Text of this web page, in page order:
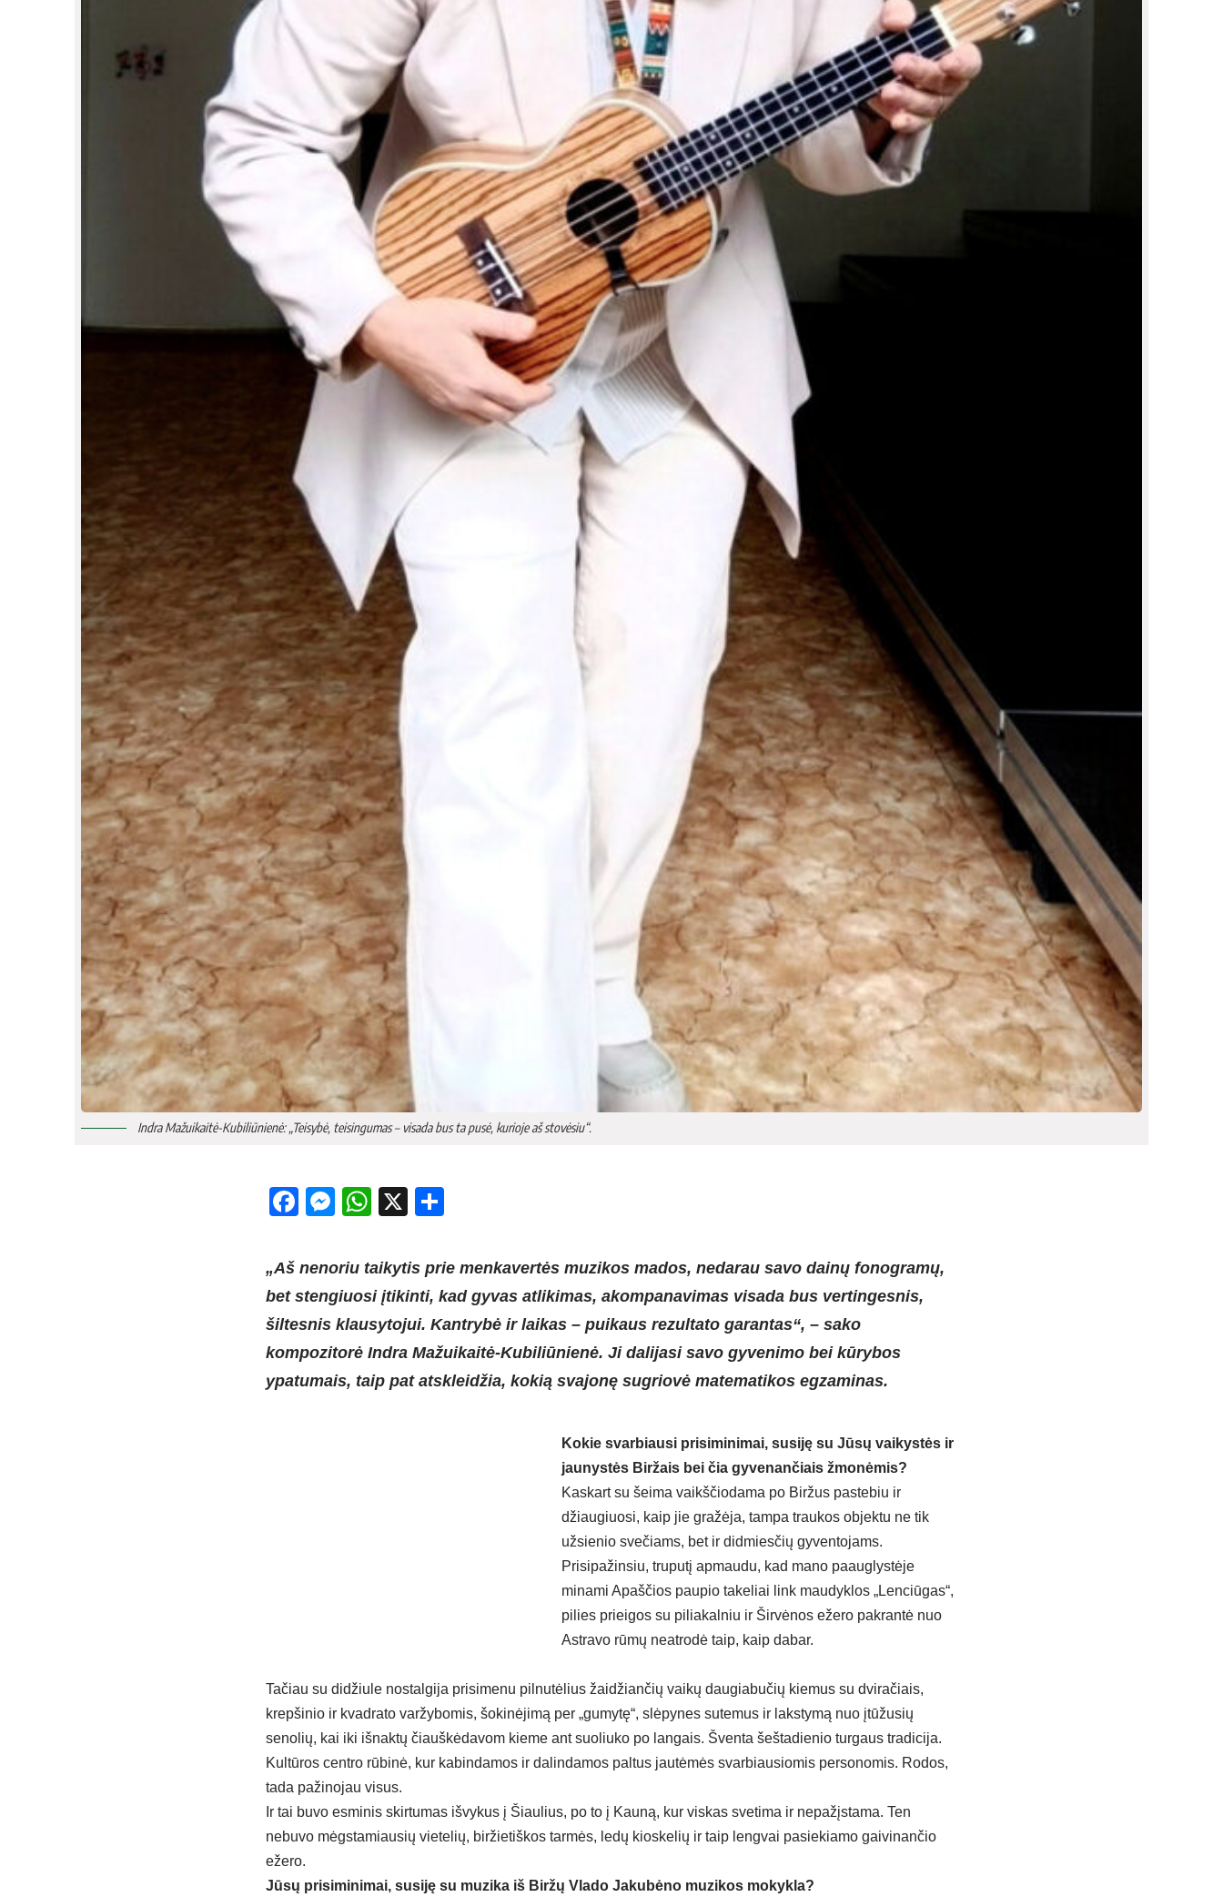
Indra Mažuikaitė-Kubiliūnienė: „Teisybė, teisingumas – visada bus ta pusė, kurioje aš stovėsiu“.
Facebook
Messenger
WhatsApp
X
„Aš nenoriu taikytis prie menkavertės muzikos mados, nedarau savo dainų fonogramų,
bet stengiuosi įtikinti, kad gyvas atlikimas, akompanavimas visada bus vertingesnis,
šiltesnis klausytojui. Kantrybė ir laikas – puikaus rezultato garantas“, – sako
kompozitorė Indra Mažuikaitė-Kubiliūnienė. Ji dalijasi savo gyvenimo bei kūrybos
ypatumais, taip pat atskleidžia, kokią svajonę sugriovė matematikos egzaminas.
Kokie svarbiausi prisiminimai, susiję su Jūsų vaikystės ir
jaunystės Biržais bei čia gyvenančiais žmonėmis?
Kaskart su šeima vaikščiodama po Biržus pastebiu ir
džiaugiuosi, kaip jie gražėja, tampa traukos objektu ne tik
užsienio svečiams, bet ir didmiesčių gyventojams.
Prisipažinsiu, truputį apmaudu, kad mano paauglystėje
minami Apaščios paupio takeliai link maudyklos „Lenciūgas“,
pilies prieigos su piliakalniu ir Širvėnos ežero pakrantė nuo
Astravo rūmų neatrodė taip, kaip dabar.
Tačiau su didžiule nostalgija prisimenu pilnutėlius žaidžiančių vaikų daugiabučių kiemus su dviračiais,
krepšinio ir kvadrato varžybomis, šokinėjimą per „gumytę“, slėpynes sutemus ir lakstymą nuo įtūžusių
senolių, kai iki išnaktų čiauškėdavom kieme ant suoliuko po langais. Šventa šeštadienio turgaus tradicija.
Kultūros centro rūbinė, kur kabindamos ir dalindamos paltus jautėmės svarbiausiomis personomis. Rodos,
tada pažinojau visus.
Ir tai buvo esminis skirtumas išvykus į Šiaulius, po to į Kauną, kur viskas svetima ir nepažįstama. Ten
nebuvo mėgstamiausių vietelių, biržietiškos tarmės, ledų kioskelių ir taip lengvai pasiekiamo gaivinančio
ežero.
Jūsų prisiminimai, susiję su muzika iš Biržų Vlado Jakubėno muzikos mokykla?